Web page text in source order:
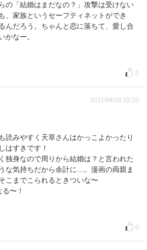
の「結婚はまだなの？」攻撃は受けない
、家族というセーフティネットができ
んだろう。ちゃんと恋に落ちて、愛し合
かなー。
0
2021/04/18 22:20
読みやすく天草さんはかっこよかったり
はすきです！
独身なので周りから結婚は？と言われた
な気持ちだから余計に…。漫画の両親ま
こまでこられるときついな〜
〜！
0